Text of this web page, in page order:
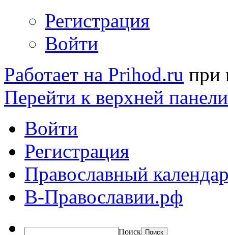
Регистрация
Войти
Работает на Prihod.ru при
Перейти к верхней панели
Войти
Регистрация
Православный
В-Православии.рф
Поиск